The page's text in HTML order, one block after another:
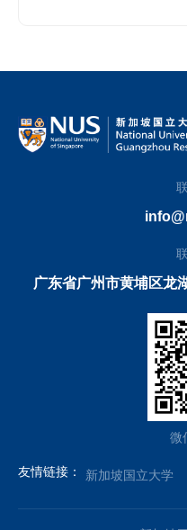
广东省广州市黄埔区龙
微
友情链接： 新加坡国立大学